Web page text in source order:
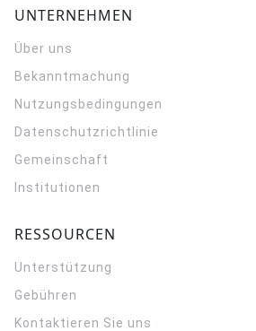
UNTERNEHMEN
Über uns
Bekanntmachung
Nutzungsbedingungen
Datenschutzrichtlinie
Gemeinschaft
Institutionen
RESSOURCEN
Unterstützung
Gebühren
Kontaktieren Sie uns